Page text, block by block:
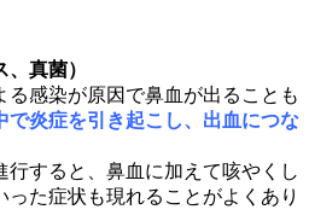
真菌）
感染が原因で鼻血が出ることも
で炎症を引き起こし、出血につな
すると、鼻血に加えて咳やくし
った症状も現れることがよくあり